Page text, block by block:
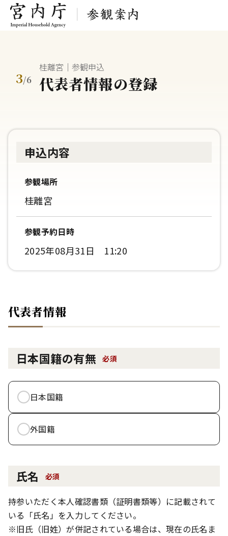
3/6
桂離宮｜参観申込
代表者情報の登録
申込内容
参観場所
桂離宮
参観予約日時
2025年08月31日 11:20
代表者情報
日本国籍の有無 必須
日本国籍
外国籍
氏名 必須
持参いただく本人確認書類（証明書類等）に記載されて
いる「氏名」を入力してください。
※旧氏（旧姓）が併記されている場合は、現在の氏名ま